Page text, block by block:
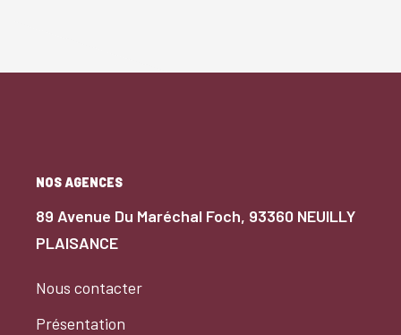
NOS AGENCES
89 Avenue Du Maréchal Foch, 93360 NEUILLY
PLAISANCE
Nous contacter
Présentation